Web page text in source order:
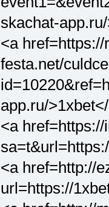
skachat-
<a href=https://
festa.net/
app.ru/
<a
<a href=http://
url=https://